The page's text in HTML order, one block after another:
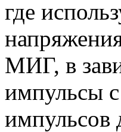
где
МИГ, в
импульсы
импульсов